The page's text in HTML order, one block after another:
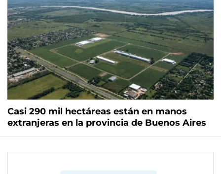
Casi 290 mil hectáreas están en manos
extranjeras en la provincia de Buenos Aires